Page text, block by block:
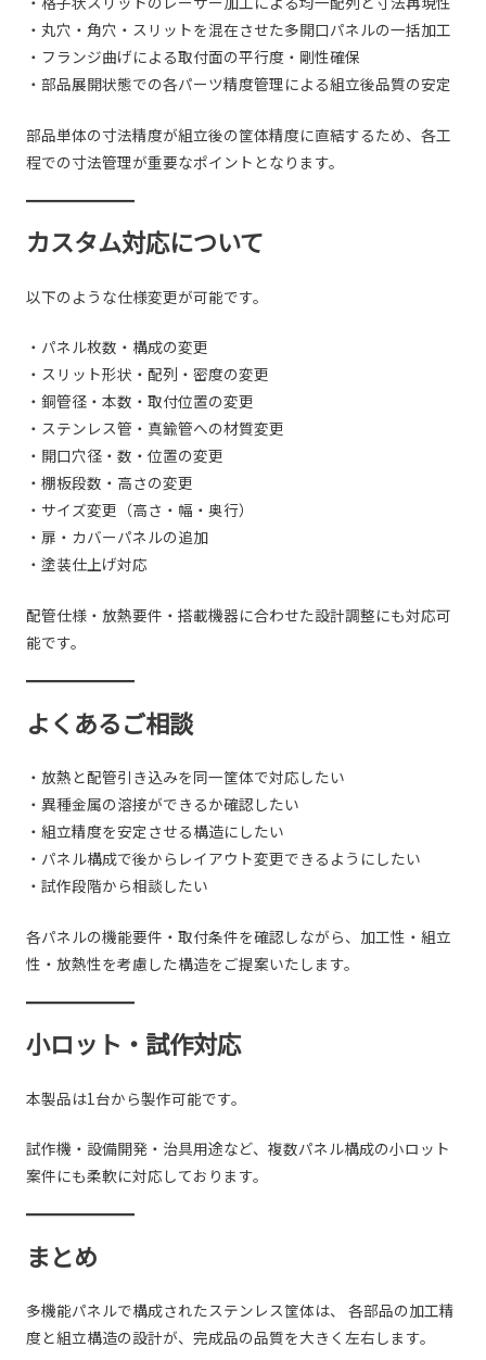
・丸穴・角穴・スリットを混在させた多開口パネルの一括加工
・フランジ曲げによる取付面の平行度・剛性確保
・部品展開状態での各パーツ精度管理による組立後品質の安定
部品単体の寸法精度が組立後の筐体精度に直結するため、各工
程での寸法管理が重要なポイントとなります。
カスタム対応について
以下のような仕様変更が可能です。
・パネル枚数・構成の変更
・スリット形状・配列・密度の変更
・銅管径・本数・取付位置の変更
・ステンレス管・真鍮管への材質変更
・開口穴径・数・位置の変更
・棚板段数・高さの変更
・サイズ変更（高さ・幅・奥行）
・扉・カバーパネルの追加
・塗装仕上げ対応
配管仕様・放熱要件・搭載機器に合わせた設計調整にも対応可
能です。
よくあるご相談
・放熱と配管引き込みを同一筐体で対応したい
・異種金属の溶接ができるか確認したい
・組立精度を安定させる構造にしたい
・パネル構成で後からレイアウト変更できるようにしたい
・試作段階から相談したい
各パネルの機能要件・取付条件を確認しながら、加工性・組立
性・放熱性を考慮した構造をご提案いたします。
小ロット・試作対応
本製品は1台から製作可能です。
試作機・設備開発・治具用途など、複数パネル構成の小ロット
案件にも柔軟に対応しております。
まとめ
多機能パネルで構成されたステンレス筐体は、 各部品の加工精
度と組立構造の設計が、完成品の品質を大きく左右します。